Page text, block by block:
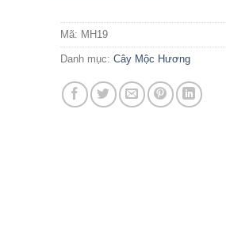
Mã: MH19
Danh mục: Cây Mộc Hương